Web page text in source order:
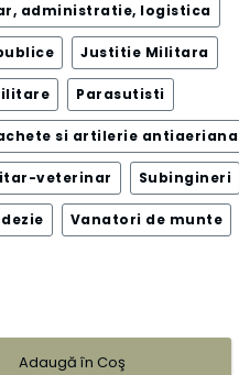
administratie, logistica
Justitie Militara
Parasutisti
si artilerie antiaeriana
veterinar Subingineri
Vanatori de munte
Adaugă în Coş